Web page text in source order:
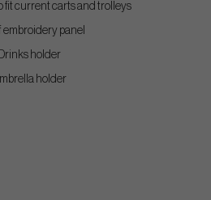
fit current carts and trolleys
embroidery panel
Drinks holder
holder